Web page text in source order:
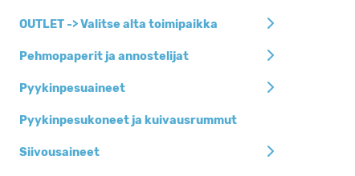
OUTLET -> Valitse alta toimipaikka
Pehmopaperit ja annostelijat
Pyykinpesuaineet
Pyykinpesukoneet ja kuivausrummut
Siivousaineet
-tarvikkeet
Pehmopaperit ja
ja biopussit